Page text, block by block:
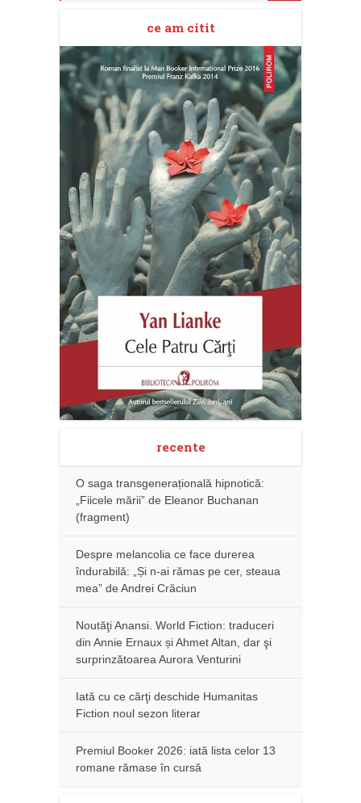
ce am citit
recente
O saga transgenerațională hipnotică:
„Fiicele mării” de Eleanor Buchanan
(fragment)
Despre melancolia ce face durerea
îndurabilă: „Și n-ai rămas pe cer, steaua
mea” de Andrei Crăciun
Noutăţi Anansi. World Fiction: traduceri
din Annie Ernaux și Ahmet Altan, dar şi
surprinzătoarea Aurora Venturini
Iată cu ce cărţi deschide Humanitas
Fiction noul sezon literar
Premiul Booker 2026: iată lista celor 13
romane rămase în cursă